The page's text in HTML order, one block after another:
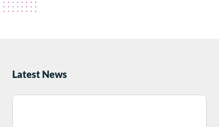
Latest News